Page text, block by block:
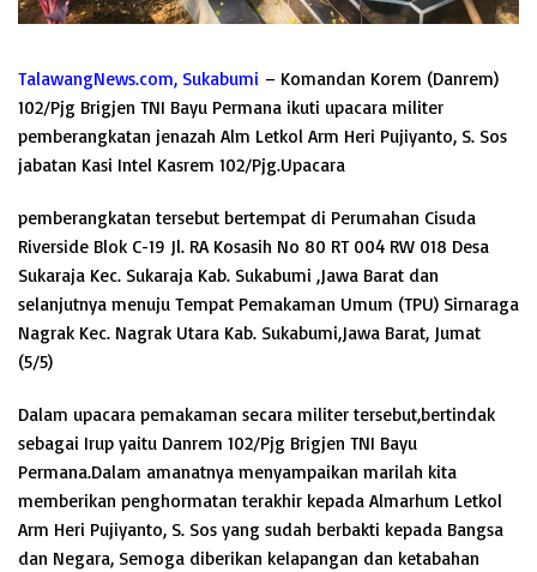
TalawangNews.com, Sukabumi – Komandan Korem (Danrem)
102/Pjg Brigjen TNI Bayu Permana ikuti upacara militer
pemberangkatan jenazah Alm Letkol Arm Heri Pujiyanto, S. Sos
jabatan Kasi Intel Kasrem 102/Pjg.Upacara
pemberangkatan tersebut bertempat di Perumahan Cisuda
Riverside Blok C-19 Jl. RA Kosasih No 80 RT 004 RW 018 Desa
Sukaraja Kec. Sukaraja Kab. Sukabumi ,Jawa Barat dan
selanjutnya menuju Tempat Pemakaman Umum (TPU) Sirnaraga
Nagrak Kec. Nagrak Utara Kab. Sukabumi,Jawa Barat, Jumat
(5/5)
Dalam upacara pemakaman secara militer tersebut,bertindak
sebagai Irup yaitu Danrem 102/Pjg Brigjen TNI Bayu
Permana.Dalam amanatnya menyampaikan marilah kita
memberikan penghormatan terakhir kepada Almarhum Letkol
Arm Heri Pujiyanto, S. Sos yang sudah berbakti kepada Bangsa
dan Negara, Semoga diberikan kelapangan dan ketabahan